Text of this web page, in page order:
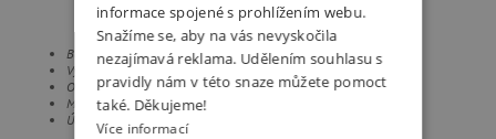
Box na svačinu: 22 x 7 x 14,5 cm
Vyjímatelná nádobka: 9 x 5,5 x 12,5 cm
Obsah: 1,2 litru
Materiál: PP
Údržba: nevhodné do myčky a mikrovlnné trouby
informace spojené s prohlížením webu.
Snažíme se, aby na vás nevyskočila
nezajímavá reklama. Udělením souhlasu s
pravidly nám v této snaze můžete pomoct
také. Děkujeme!
Více informací